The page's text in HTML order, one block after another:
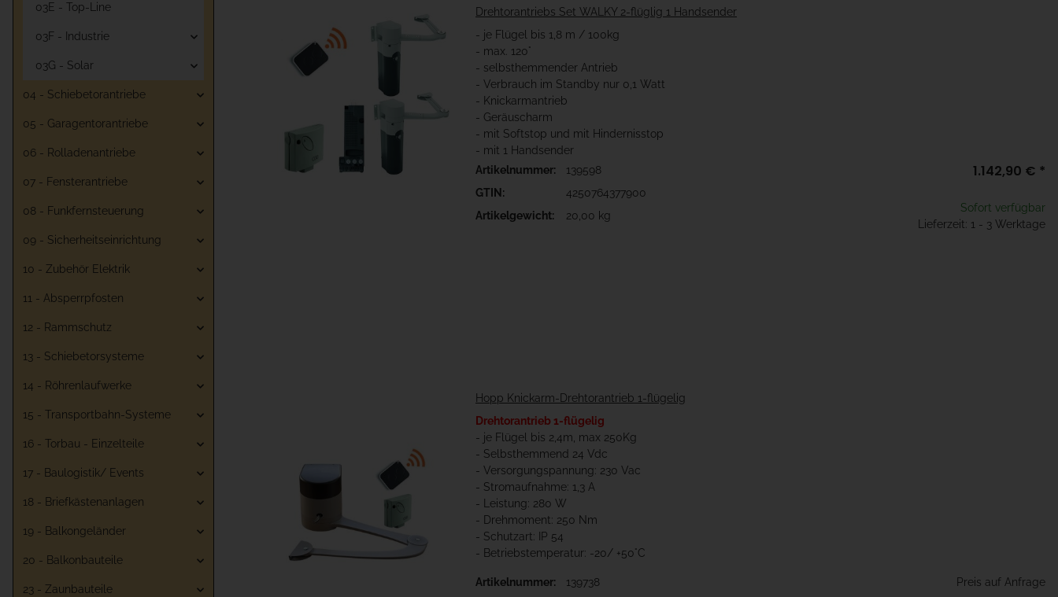
Drehtorantriebs Set WALKY 2-flüglig 1 Handsender
- je Flügel bis 1,8 m / 100kg
- max. 120°
- selbsthemmender Antrieb
- Verbrauch im Standby nur 0,1 Watt
- Knickarmantrieb
- Geräuscharm
- mit Softstop und mit Hindernisstop
- mit 1 Handsender
Artikelnummer:
139598
GTIN:
4250764377900
Artikelgewicht:
20,00 kg
1.142,90 € *
Sofort verfügbar
Lieferzeit: 1 - 3 Werktage
Hopp Knickarm-Drehtorantrieb 1-flügelig
Drehtorantrieb 1-flügelig
- je Flügel bis 2,4m, max 250Kg
- Selbsthemmend 24 Vdc
- Versorgungspannung: 230 Vac
- Stromaufnahme: 1,3 A
- Leistung: 280 W
- Drehmoment: 250 Nm
- Schutzart: IP 54
- Betriebstemperatur: -20/ +50°C
Artikelnummer:
139738
Preis auf Anfrage
03E - Top-Line
03F - Industrie
03G - Solar
04 - Schiebetorantriebe
05 - Garagentorantriebe
06 - Rolladenantriebe
07 - Fensterantriebe
08 - Funkfernsteuerung
09 - Sicherheitseinrichtung
10 - Zubehör Elektrik
11 - Absperrpfosten
12 - Rammschutz
13 - Schiebetorsysteme
14 - Röhrenlaufwerke
15 - Transportbahn-Systeme
16 - Torbau - Einzelteile
17 - Baulogistik/ Events
18 - Briefkästenanlagen
19 - Balkongeländer
20 - Balkonbauteile
23 - Zaunbauteile